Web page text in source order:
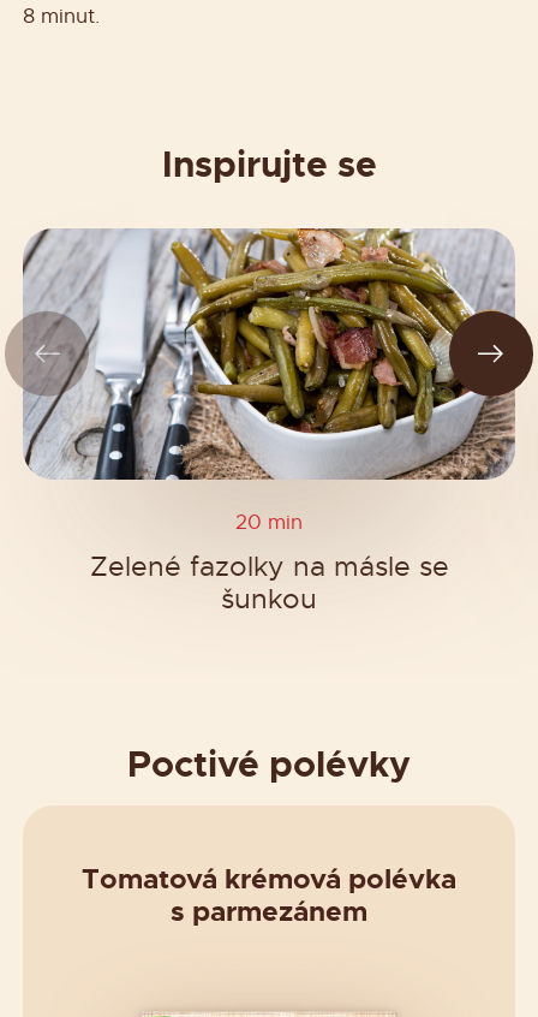
8 minut.
Inspirujte se
20 min
Zelené fazolky na másle se
šunkou
Poctivé polévky
Tomatová krémová polévka
s parmezánem